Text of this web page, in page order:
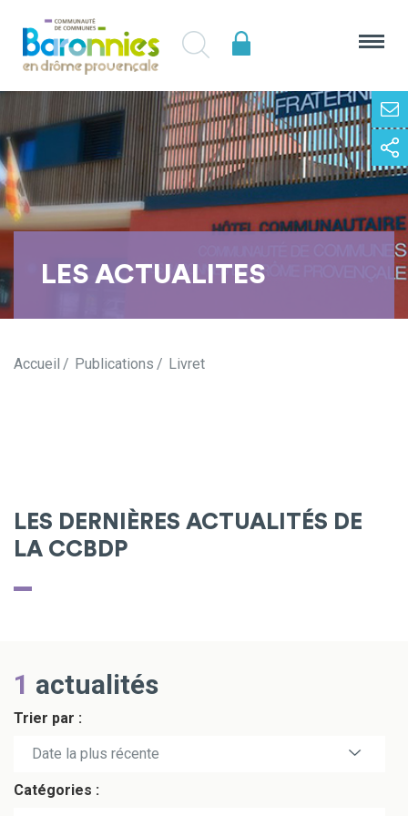
LES ACTUALITES
Accueil Publications Livret
LES DERNIÈRES ACTUALITÉS DE
LA CCBDP
1 actualités
Trier par :
Date la plus récente
Date la plus ancienne
Catégories :